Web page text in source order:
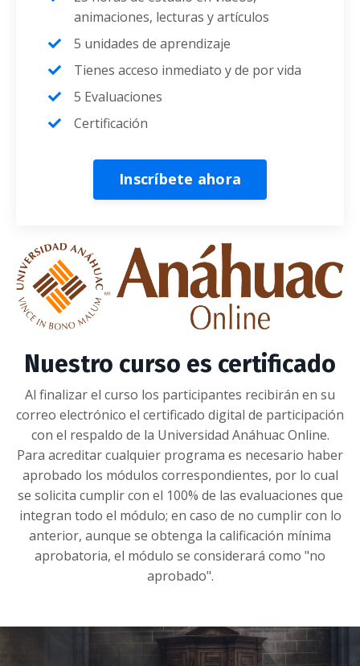
animaciones, lecturas y artículos
5 unidades de aprendizaje
Tienes acceso inmediato y de por vida
5 Evaluaciones
Certificación
Inscríbete ahora
Nuestro curso es certificado
Al finalizar el curso los participantes recibirán en su
correo electrónico el certificado digital de participación
con el respaldo de la Universidad Anáhuac Online.
Para acreditar cualquier programa es necesario haber
aprobado los módulos correspondientes, por lo cual
se solicita cumplir con el 100% de las evaluaciones que
integran todo el módulo; en caso de no cumplir con lo
anterior, aunque se obtenga la calificación mínima
aprobatoria, el módulo se considerará como "no
aprobado".